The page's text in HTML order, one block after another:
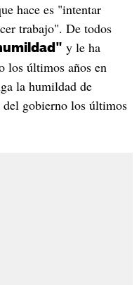
hace es "intentar
trabajo". De todos
y le ha
los últimos años en
la humildad de
del gobierno los últimos